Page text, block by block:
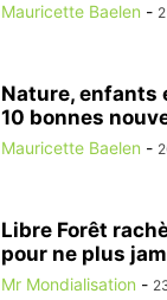
Mauricette Baelen -
Nature, enfants
10 bonnes
Mauricette Baelen -
Libre Forêt
pour ne plus
Mr Mondialisation -